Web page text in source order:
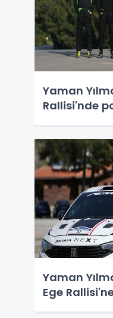
Yaman
Rallisi'nde
Yaman
Ege